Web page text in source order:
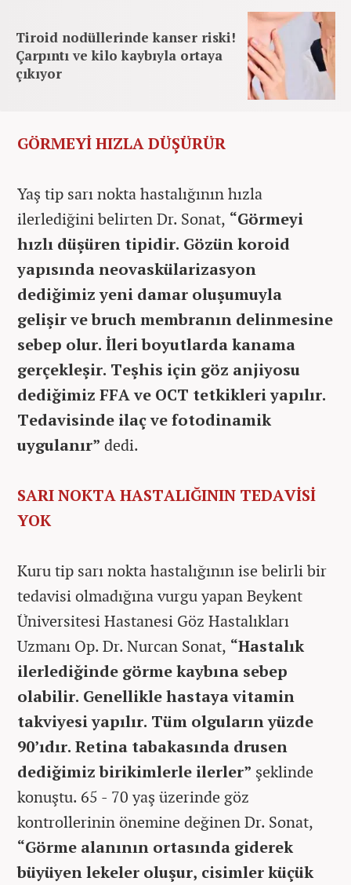
Tiroid nodüllerinde kanser riski!
Çarpıntı ve kilo kaybıyla ortaya
çıkıyor
GÖRMEYİ HIZLA DÜŞÜRÜR
Yaş tip sarı nokta hastalığının hızla
ilerlediğini belirten Dr. Sonat, “Görmeyi
hızlı düşüren tipidir. Gözün koroid
yapısında neovaskülarizasyon
dediğimiz yeni damar oluşumuyla
gelişir ve bruch membranın delinmesine
sebep olur. İleri boyutlarda kanama
gerçekleşir. Teşhis için göz anjiyosu
dediğimiz FFA ve OCT tetkikleri yapılır.
Tedavisinde ilaç ve fotodinamik
uygulanır” dedi.
SARI NOKTA HASTALIĞININ TEDAVİSİ
YOK
Kuru tip sarı nokta hastalığının ise belirli bir
tedavisi olmadığına vurgu yapan Beykent
Üniversitesi Hastanesi Göz Hastalıkları
Uzmanı Op. Dr. Nurcan Sonat, “Hastalık
ilerlediğinde görme kaybına sebep
olabilir. Genellikle hastaya vitamin
takviyesi yapılır. Tüm olguların yüzde
90’ıdır. Retina tabakasında drusen
dediğimiz birikimlerle ilerler” şeklinde
konuştu. 65 - 70 yaş üzerinde göz
kontrollerinin önemine değinen Dr. Sonat,
“Görme alanının ortasında giderek
büyüyen lekeler oluşur, cisimler küçük